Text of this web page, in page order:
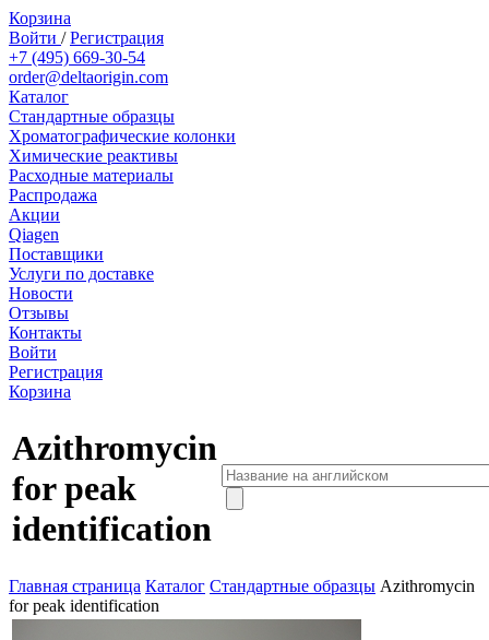
Корзина
Войти /Регистрация
+7 (495) 669-30-54
order@deltaorigin.com
Каталог
Стандартные образцы
Хроматографические колонки
Химические реактивы
Расходные материалы
Распродажа
Акции
Qiagen
Поставщики
Услуги по доставке
Новости
Отзывы
Контакты
Войти
Регистрация
Корзина
Azithromycin
for peak
identification
Главная страница Каталог Стандартные образцы Azithromycin
for peak identification